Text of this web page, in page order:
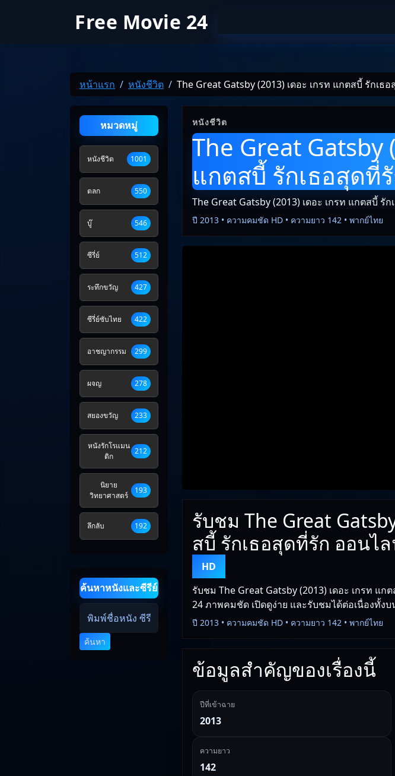
Free Movie 24
หน้าแรก หนังชีวิต The Great Gatsby (2013) เดอะ เกรท แกตสบี้ รักเธ
หมวดหมู่
หนังชีวิต 1001
ตลก 550
บู๊ 546
ซีรี่ย์ 512
ระทึกขวัญ 427
ซีรี่ย์ซับไทย 422
อาชญากรรม 299
ผจญ 278
สยองขวัญ 233
หนังรักโรแมน
ติก
212
นิยาย
วิทยาศาสตร์
193
ลึกลับ 192
ค้นหาหนังและซีรีย์
ค้นหา
หนังชีวิต
The Great Gatsby
แกตสบี้ รักเธอสุดที่
The Great Gatsby (2013) เดอะ เกรท แกตสบี้ รั
ปี 2013 • ความคมชัด HD • ความยาว 142 • พากย์ไทย
รับชม The Great
สบี้ รักเธอสุดที่รัก ออนไ
HD
รับชม The Great Gatsby (2013) เดอะ เกรท แ
24 ภาพคมชัด เปิดดูง่าย และรับชมได้ต่อเนื่องทั้ง
ปี 2013 • ความคมชัด HD • ความยาว 142 • พากย์ไทย
ข้อมูลสำคัญของเรื่องนี้
ปีที่เข้าฉาย
2013
ความยาว
142